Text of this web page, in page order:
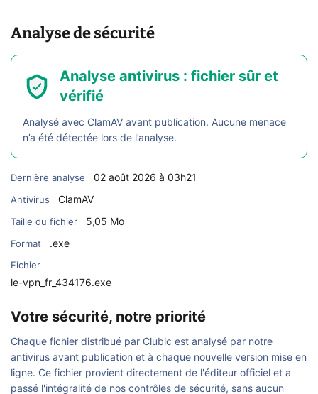
Analyse de sécurité
Analyse antivirus : fichier sûr et
vérifié
Analysé avec ClamAV avant publication. Aucune menace
n’a été détectée lors de l’analyse.
Dernière analyse 02 août 2026 à 03h21
Antivirus ClamAV
Taille du fichier 5,05 Mo
Format .exe
Fichier
le-vpn_fr_434176.exe
Votre sécurité, notre priorité
Chaque fichier distribué par Clubic est analysé par notre
antivirus avant publication et à chaque nouvelle version mise en
ligne. Ce fichier provient directement de l'éditeur officiel et a
passé l'intégralité de nos contrôles de sécurité, sans aucun